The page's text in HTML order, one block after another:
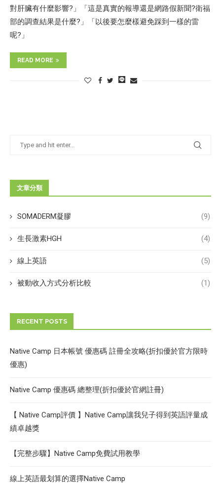
對肝臟有什麼影響?」「這是真實的報導還是網路假新聞?衛福
部的調查結果是什麼?」「以後要怎麼樣避免踩到一樣的雷
呢?」
READ MORE
文章分類
SOMADERM凝膠 (9)
生長激素HGH (4)
線上英語 (5)
被動收入方式分析比較 (1)
RECENT POSTS
Native Camp 日本帳號 優惠碼 註冊全攻略(折扣優於官方限時
優惠)
Native Camp 優惠碼 總整理(折扣優於官網註冊)
【 Native Camp評價 】Native Camp讓我兒子得到英語評量成
績卓越獎
【完整步驟】Native Camp免費試用教學
線上英語最划算的選擇Native Camp